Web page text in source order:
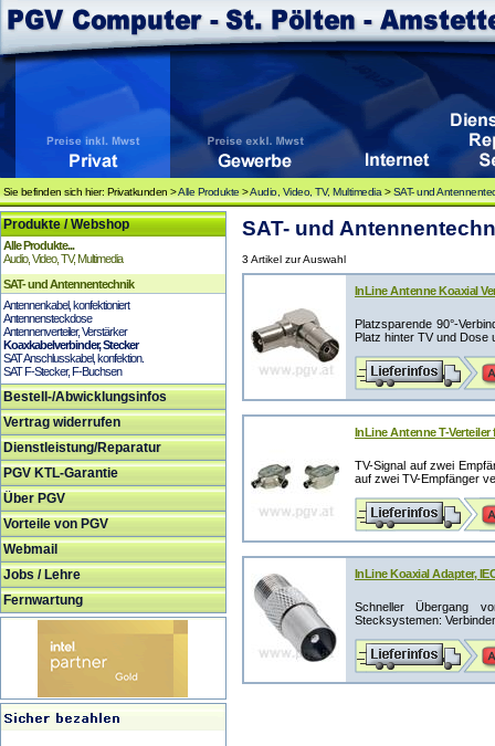
Sie befinden sich hier: Privatkunden >Alle Produkte >Audio, Video, TV, Multimedia >SAT- und
Produkte / Webshop
Alle Produkte...
Audio, Video, TV, Multimedia
SAT- und Antennentechnik
Antennenkabel, konfektioniert
Antennensteckdose
Antennenverteiler, Verstärker
Koaxkabelverbinder, Stecker
SAT Anschlusskabel, konfektion.
SAT F-Stecker, F-Buchsen
Bestell-/Abwicklungsinfos
Vertrag widerrufen
Dienstleistung/Reparatur
PGV KTL-Garantie
Über PGV
Vorteile von PGV
Webmail
Jobs / Lehre
Fernwartung
SAT- und
3 Artikel zur Auswahl
InLine Antenne Koaxial
Platzsparende 90°-
Platz hinter TV und Dose
InLine Antenne T-
TV-Signal auf zwei
auf zwei TV-Empfänger
InLine Koaxial Adapter,
Schneller Übergang
Stecksystemen: